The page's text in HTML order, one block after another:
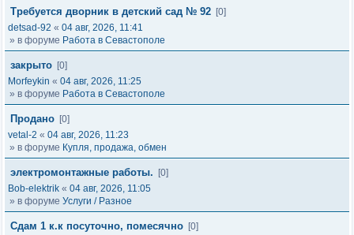
Требуется дворник в детский сад № 92 [0]
detsad-92 « 04 авг, 2026, 11:41
» в форуме Работа в Севастополе
закрыто [0]
Morfeykin « 04 авг, 2026, 11:25
» в форуме Работа в Севастополе
Продано [0]
vetal-2 « 04 авг, 2026, 11:23
» в форуме Купля, продажа, обмен
электромонтажные работы.
[0]
Bob-elektrik « 04 авг, 2026, 11:05
» в форуме Услуги / Разное
Сдам 1 к.к посуточно, помесячно [0]